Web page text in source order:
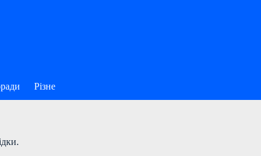
Різне